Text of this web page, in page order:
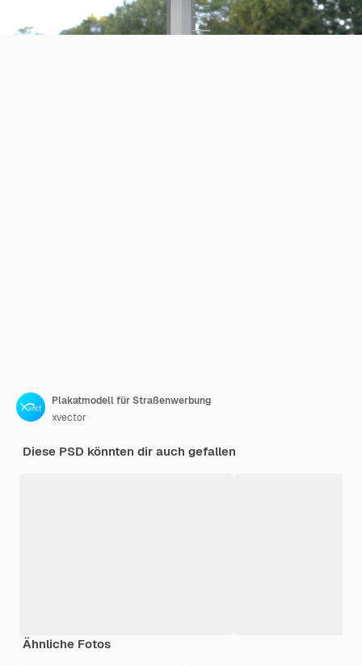
Plakatmodell für Straßenwerbung
xvector
Diese PSD könnten dir auch gefallen
Ähnliche Fotos